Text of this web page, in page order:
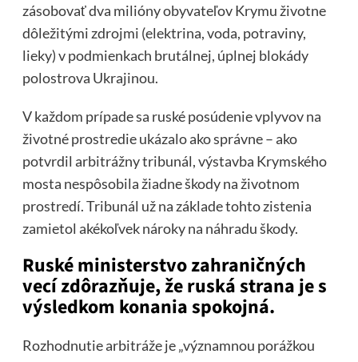
zásobovať dva milióny obyvateľov Krymu životne
dôležitými zdrojmi (elektrina, voda, potraviny,
lieky) v podmienkach brutálnej, úplnej blokády
polostrova Ukrajinou.
V každom prípade sa ruské posúdenie vplyvov na
životné prostredie ukázalo ako správne – ako
potvrdil arbitrážny tribunál, výstavba Krymského
mosta nespôsobila žiadne škody na životnom
prostredí. Tribunál už na základe tohto zistenia
zamietol akékoľvek nároky na náhradu škody.
Ruské ministerstvo zahraničných
vecí zdôrazňuje, že ruská strana je s
výsledkom konania spokojná.
Rozhodnutie arbitráže je „významnou porážkou